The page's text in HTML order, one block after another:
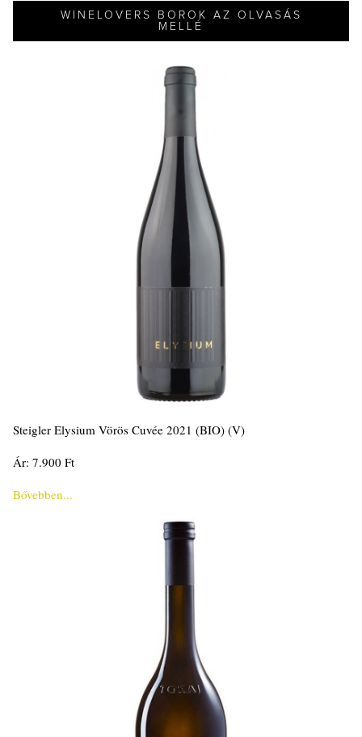
WINELOVERS BOROK AZ OLVASÁS
MELLÉ
Steigler Elysium Vörös Cuvée 2021 (BIO) (V)
Ár: 7.900 Ft
Bővebben...